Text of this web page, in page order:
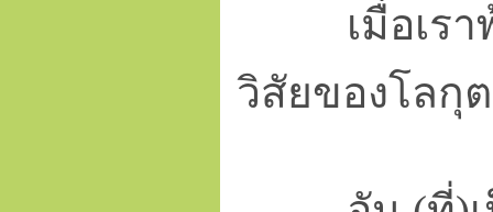
เมื่อเราพ้
วิสัยของโลกุ